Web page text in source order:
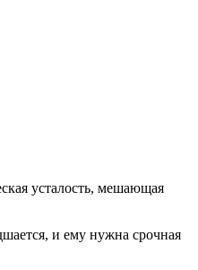
усталость, мешающая
и ему нужна срочная